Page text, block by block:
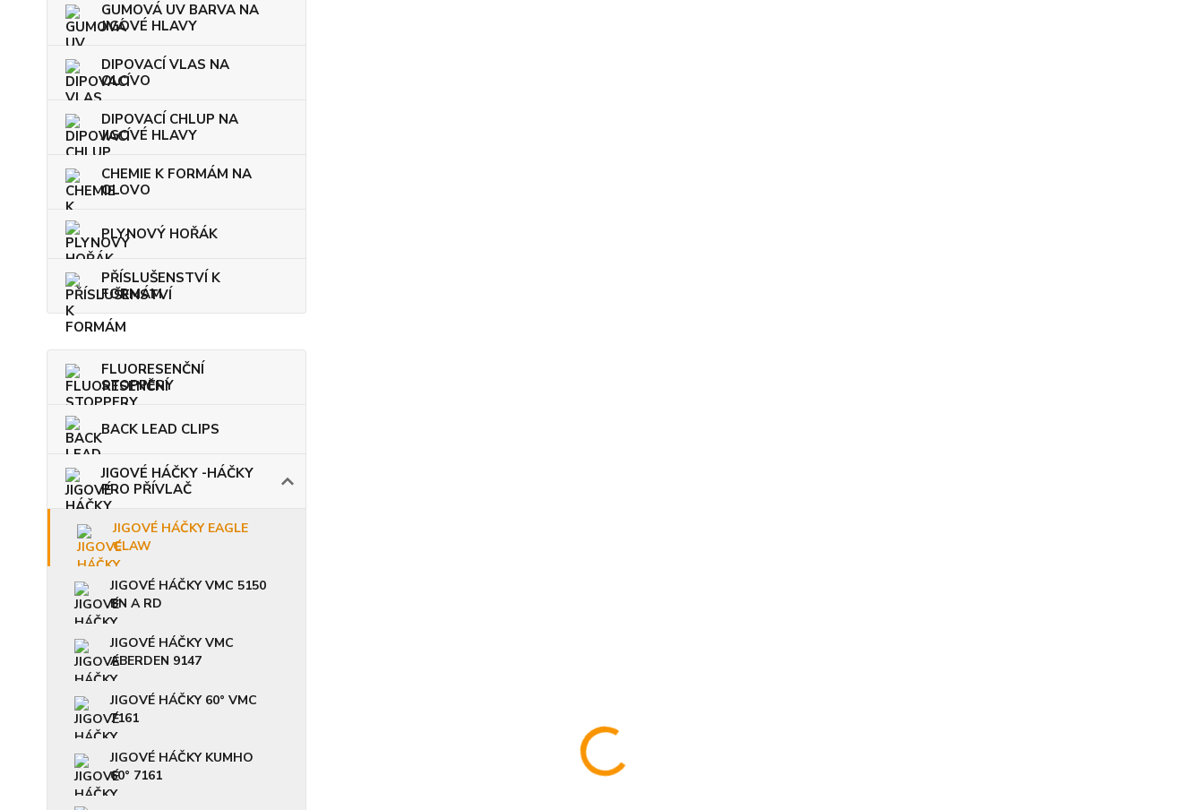
GUMOVÁ UV BARVA NA
JIGOVÉ HLAVY
DIPOVACÍ VLAS NA
OLOVO
DIPOVACÍ CHLUP NA
JIGOVÉ HLAVY
CHEMIE K FORMÁM NA
OLOVO
PLYNOVÝ HOŘÁK
PŘÍSLUŠENSTVÍ K
FORMÁM
FLUORESENČNÍ
STOPPERY
BACK LEAD CLIPS
JIGOVÉ HÁČKY -HÁČKY
PRO PŘÍVLAČ
JIGOVÉ HÁČKY EAGLE
CLAW
JIGOVÉ HÁČKY VMC 5150
BN A RD
JIGOVÉ HÁČKY VMC
ABERDEN 9147
JIGOVÉ HÁČKY 60° VMC
7161
JIGOVÉ HÁČKY KUMHO
60° 7161